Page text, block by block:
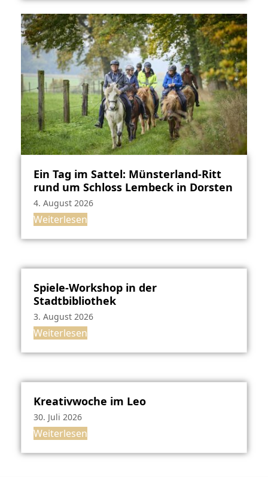
Ein Tag im Sattel: Münsterland-Ritt
rund um Schloss Lembeck in Dorsten
4. August 2026
Weiterlesen
Spiele-Workshop in der
Stadtbibliothek
3. August 2026
Weiterlesen
Kreativwoche im Leo
30. Juli 2026
Weiterlesen